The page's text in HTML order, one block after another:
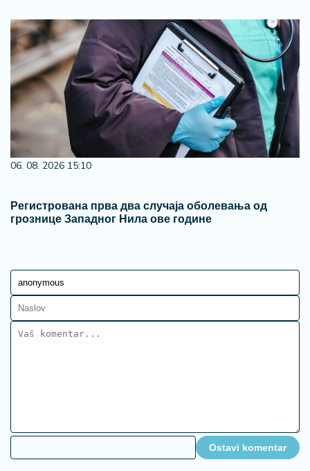
06. 08. 2026 15:10
Регистрована прва два случаја оболевања од
грознице Западног Нила ове године
Ostavi komentar